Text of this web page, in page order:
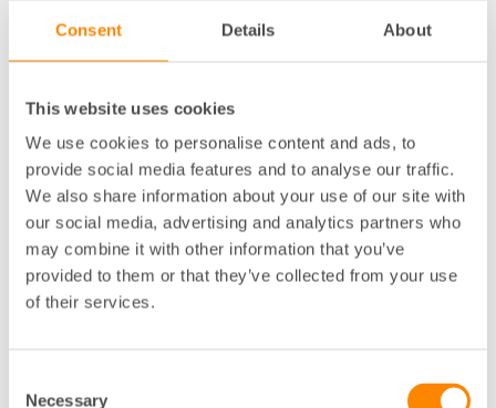
Consent Details About
This website uses cookies
We use cookies to personalise content and ads, to
provide social media features and to analyse our traffic.
We also share information about your use of our site with
our social media, advertising and analytics partners who
may combine it with other information that you’ve
provided to them or that they’ve collected from your use
of their services.
Necessary
STOCKHOLM, DROTTNINGGATAN
Klicka för att visa e-post
ANNA WAXIN
VD FASTIGHETSÄGARNA STOCKHOLM OCH
FASTIGHETSÄGARNA SERVICE STOCKHOLM
STOCKHOLM, ALSTRÖMERGATAN
08-617 75 00